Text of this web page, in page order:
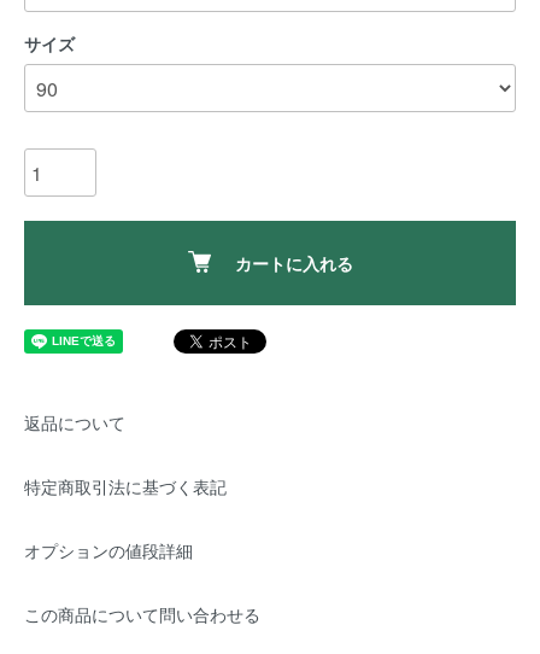
サイズ
カートに入れる
返品について
特定商取引法に基づく表記
オプションの値段詳細
この商品について問い合わせる